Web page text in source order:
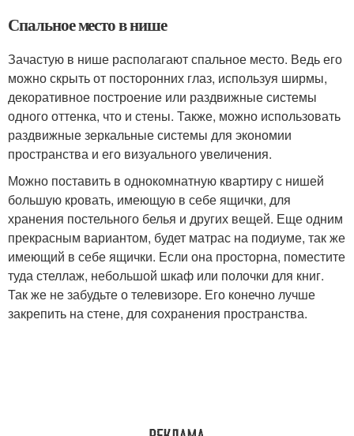
Спальное место в нише
Зачастую в нише располагают спальное место. Ведь его
можно скрыть от посторонних глаз, используя ширмы,
декоративное построение или раздвижные системы
одного оттенка, что и стены. Также, можно использовать
раздвижные зеркальные системы для экономии
пространства и его визуального увеличения.
Можно поставить в однокомнатную квартиру с нишей
большую кровать, имеющую в себе ящички, для
хранения постельного белья и других вещей. Еще одним
прекрасным вариантом, будет матрас на подиуме, так же
имеющий в себе ящички. Если она просторна, поместите
туда стеллаж, небольшой шкаф или полочки для книг.
Так же не забудьте о телевизоре. Его конечно лучше
закрепить на стене, для сохранения пространства.